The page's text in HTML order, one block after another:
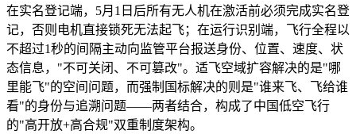
在实名登记端，5月1日后所有无人机在激活前必须完成实名登
记，否则电机直接锁死无法起飞；在运行识别端，飞行全程以
不超过1秒的间隔主动向监管平台报送身份、位置、速度、状
态信息，"不可关闭、不可篡改"。适飞空域扩容解决的是"哪
里能飞"的空间问题，而强制国标解决的则是"谁来飞、飞给谁
看"的身份与追溯问题——两者结合，构成了中国低空飞行
的"高开放+高合规"双重制度架构。